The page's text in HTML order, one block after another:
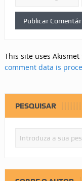
This site uses
comment data is
PESQUISAR